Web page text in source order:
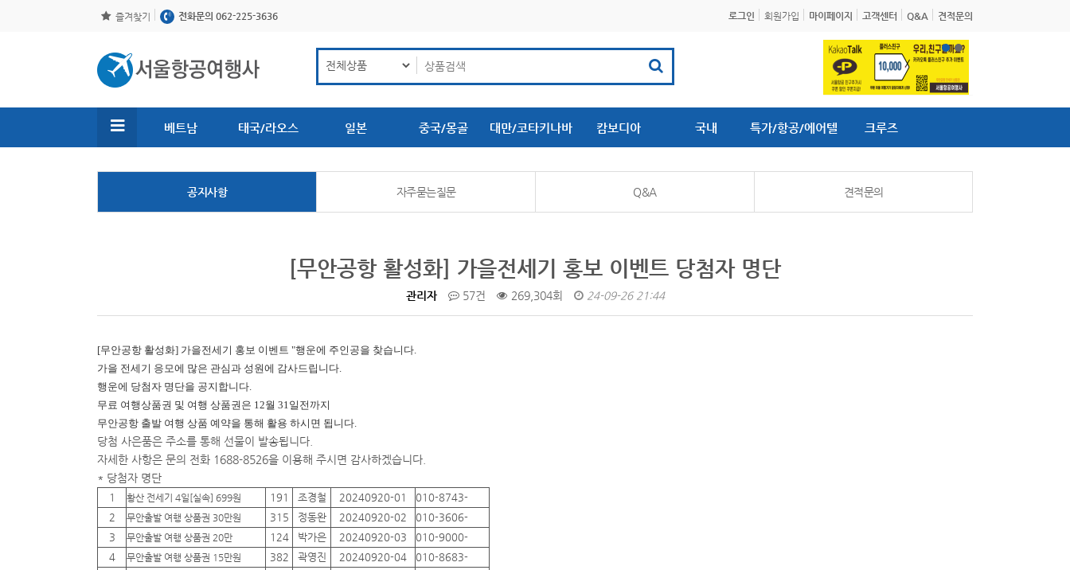
즐겨찾기 전화문의 062-225-3636 로그인 회원가입 마이페이지 고객센터 Q&A 견적문의
베트남 태국/라오스 일본 중국/몽골 대만/코타키나바
루
캄보디아 국내 특가/항공/에어텔 크루즈
공지사항 자주묻는질문 Q&A 견적문의
[무안공항 활성화] 가을전세기 홍보 이벤트 당첨자 명단
관리자 57건 269,304회 24-09-26 21:44
[무안공항 활성화] 가을전세기 홍보 이벤트 "행운에 주인공을 찾습니다.
가을 전세기 응모에 많은 관심과 성원에 감사드립니다.
행운에 당첨자 명단을 공지합니다.
무료 여행상품권 및 여행 상품권은 12월 31일전까지
무안공항 출발 여행 상품 예약을 통해 활용 하시면 됩니다.
당첨 사은품은 주소를 통해 선물이 발송됩니다.
자세한 사항은 문의 전화 1688-8526을 이용해 주시면 감사하겠습니다.
* 당첨자 명단
1 황산 전세기 4일[실속] 699원 191 조경철 20240920-01
010-8743-
2
무안출발 여행 상품권 30만원 315 정동완 20240920-02
010-3606-
3
무안출발 여행 상품권 20만 124 박가은 20240920-03
010-9000-
4
무안출발 여행 상품권 15만원 382 곽영진 20240920-04
010-8683-